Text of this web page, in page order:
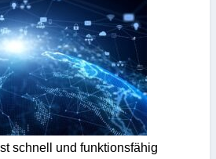
schnell und funktionsfähig